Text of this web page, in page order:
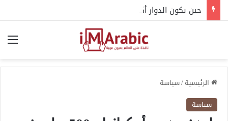
الرئيسية/سياسة
سياسة